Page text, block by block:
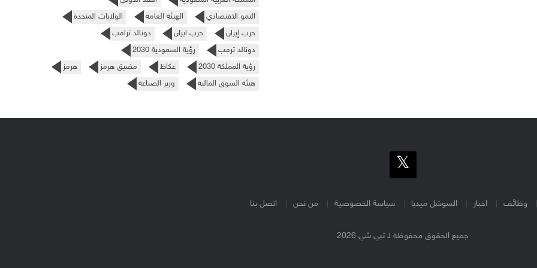
النمو الاقتصادي
الهيئة العامة
الولايات المتحدة
حرب إيران
حرب ايران
دونالد ترامب
دونالد ترمب
رؤية السعودية 2030
رؤية المملكة 2030
عكاظ مضيق هرمز
هرمز
هيئة السوق المالية
وزير الصناعة
وظائف اخبار السوشل ميديا سياسة الخصوصية من نحن اتصل بنا
جميع الحقوق محفوظة لـ تبي شي 2026